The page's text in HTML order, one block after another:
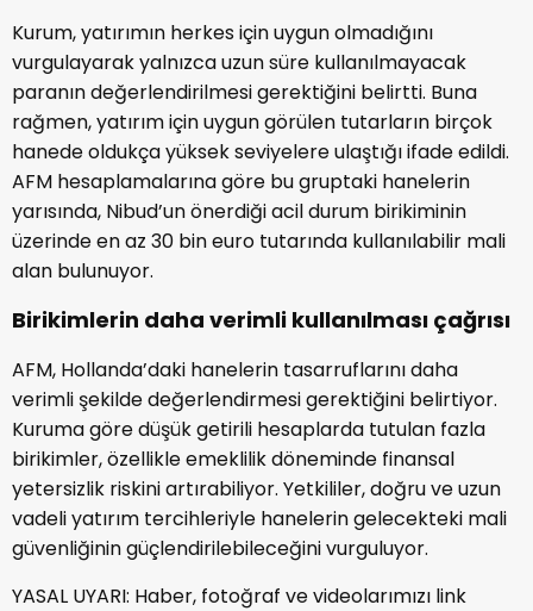
Kurum, yatırımın herkes için uygun olmadığını
vurgulayarak yalnızca uzun süre kullanılmayacak
paranın değerlendirilmesi gerektiğini belirtti. Buna
rağmen, yatırım için uygun görülen tutarların birçok
hanede oldukça yüksek seviyelere ulaştığı ifade edildi.
AFM hesaplamalarına göre bu gruptaki hanelerin
yarısında, Nibud’un önerdiği acil durum birikiminin
üzerinde en az 30 bin euro tutarında kullanılabilir mali
alan bulunuyor.
Birikimlerin daha verimli kullanılması çağrısı
AFM, Hollanda’daki hanelerin tasarruflarını daha
verimli şekilde değerlendirmesi gerektiğini belirtiyor.
Kuruma göre düşük getirili hesaplarda tutulan fazla
birikimler, özellikle emeklilik döneminde finansal
yetersizlik riskini artırabiliyor. Yetkililer, doğru ve uzun
vadeli yatırım tercihleriyle hanelerin gelecekteki mali
güvenliğinin güçlendirilebileceğini vurguluyor.
YASAL UYARI: Haber, fotoğraf ve videolarımızı link